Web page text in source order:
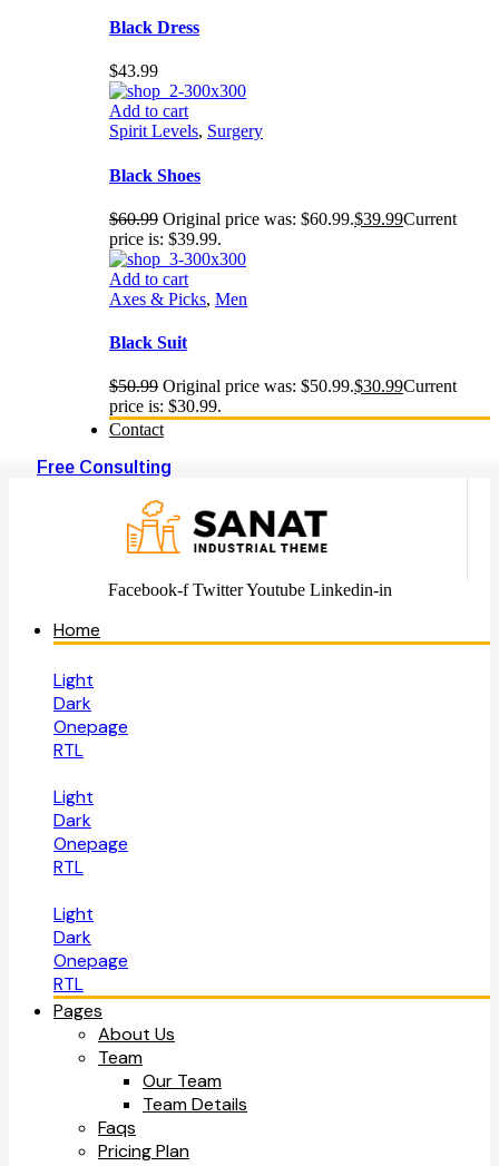
Black Dress
$43.99
Add to cart
Spirit Levels, Surgery
Black Shoes
$60.99 Original price was: $60.99.$39.99Current
price is: $39.99.
Add to cart
Axes & Picks, Men
Black Suit
$50.99 Original price was: $50.99.$30.99Current
price is: $30.99.
Contact
Free Consulting
Facebook-f Twitter Youtube Linkedin-in
Home
Light
Dark
Onepage
RTL
Light
Dark
Onepage
RTL
Light
Dark
Onepage
RTL
Pages
About Us
Team
Our Team
Team Details
Faqs
Pricing Plan